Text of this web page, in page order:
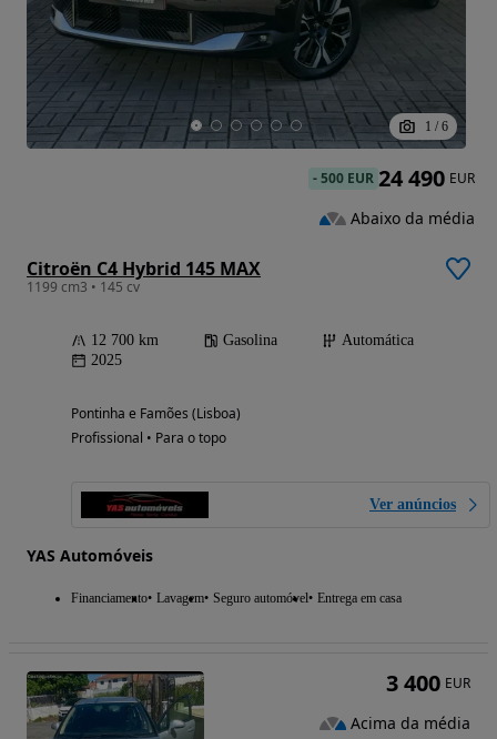
1 / 6
Citroën C4 Hybrid 145 MAX
1199 cm3 • 145 cv
12 700 km Gasolina
Automática
2025
Pontinha e Famões (Lisboa)
Profissional • Para o topo
Ver anúncios
YAS Automóveis
Financiamento Lavagem Seguro automóvel Entrega em casa
-500 EUR 24 490 EUR
Abaixo da média
3 400 EUR
Acima da média